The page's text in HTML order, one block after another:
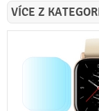
VÍCE Z